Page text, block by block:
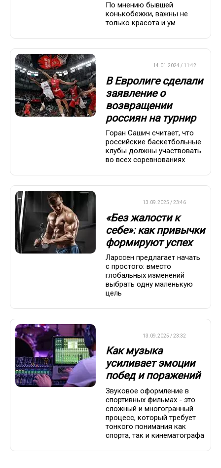
По мнению бывшей
конькобежки, важны не
только красота и ум
14.01.2024 / 11:42
В Евролиге сделали
заявление о
возвращении
россиян на турнир
Горан Сашич считает, что
российские баскетбольные
клубы должны участвовать
во всех соревнованиях
13.09.2025 / 23:46
«Без жалости к
себе»: как привычки
формируют успех
Ларссен предлагает начать
с простого: вместо
глобальных изменений
выбрать одну маленькую
цель
13.09.2025 / 23:32
Как музыка
усиливает эмоции
побед и поражений
Звуковое оформление в
спортивных фильмах - это
сложный и многогранный
процесс, который требует
тонкого понимания как
спорта, так и кинематографа